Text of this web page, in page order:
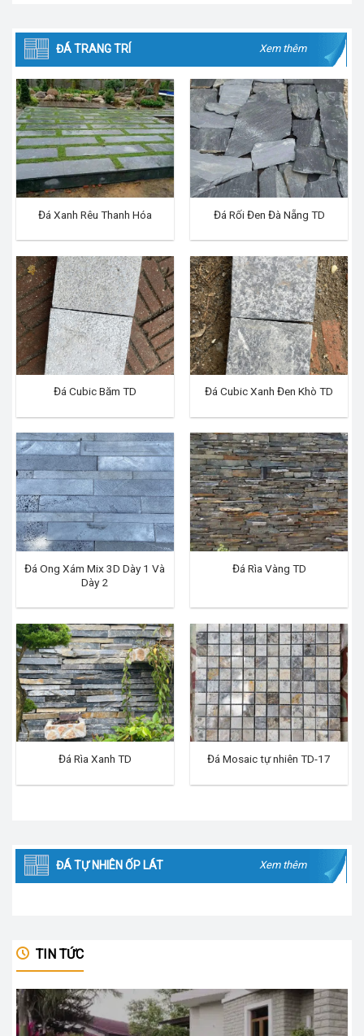
ĐÁ TRANG TRÍ Xem thêm
Đá Xanh Rêu Thanh Hóa Đá Rối Đen Đà Nẵng TD
Đá Cubic Băm TD Đá Cubic Xanh Đen Khò TD
Đá Ong Xám Mix 3D Dày 1 Và
Dày 2
Đá Rìa Vàng TD
Đá Rìa Xanh TD Đá Mosaic tự nhiên TD-17
ĐÁ TỰ NHIÊN ỐP LÁT Xem thêm
TIN TỨC